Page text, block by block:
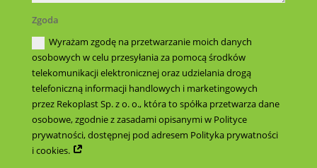
Zgoda
Wyrażam zgodę na przetwarzanie moich danych
osobowych w celu przesyłania za pomocą środków
telekomunikacji elektronicznej oraz udzielania drogą
telefoniczną informacji handlowych i marketingowych
przez Rekoplast Sp. z o. o., która to spółka przetwarza dane
osobowe, zgodnie z zasadami opisanymi w Polityce
prywatności, dostępnej pod adresem Polityka prywatności
i cookies.